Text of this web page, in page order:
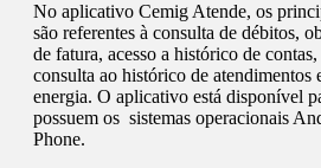
No aplicativo Cemig Atende, os
são referentes à consulta de débitos,
de fatura, acesso a histórico de
consulta ao histórico de atendimentos
energia. O aplicativo está disponível
possuem os sistemas operacionais
Phone.